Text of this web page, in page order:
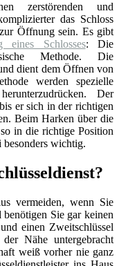
zerstörenden und
das Schloss
Öffnung sein. Es gibt
eines Schlosses: Die
Methode. Die
dient dem Öffnen von
werden spezielle
Der
er sich in der richtigen
Beim Harken über die
in die richtige Position
wichtig.
vermeiden, wenn Sie
Sie gar keinen
einen Zweitschlüssel
Nähe untergebracht
weiß vorher nie ganz